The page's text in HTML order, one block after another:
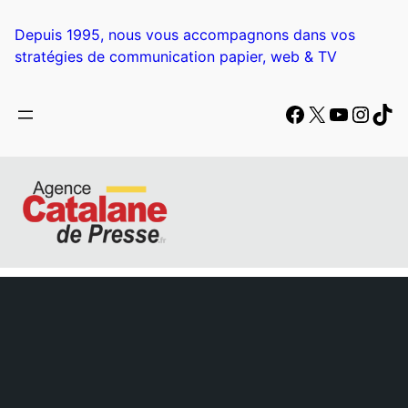
Depuis 1995, nous vous accompagnons dans vos
stratégies de communication papier, web & TV
Facebook
X